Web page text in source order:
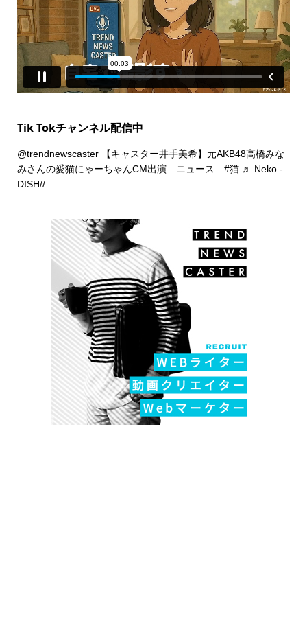
Tik Tokチャンネル配信中
@trendnewscaster【キャスター井手美希】元AKB48高橋みな
みさんの愛猫にゃーちゃんCM出演 ニュース #猫 ♬ Neko -
DISH//